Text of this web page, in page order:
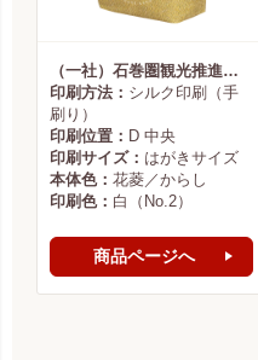
（一社）石巻圏観光推進機構様
印刷方法： シルク印刷（手
刷り）
印刷位置： D 中央
印刷サイズ： はがきサイズ
本体色： 花菱／からし
印刷色： 白（No.2）
商品ページへ